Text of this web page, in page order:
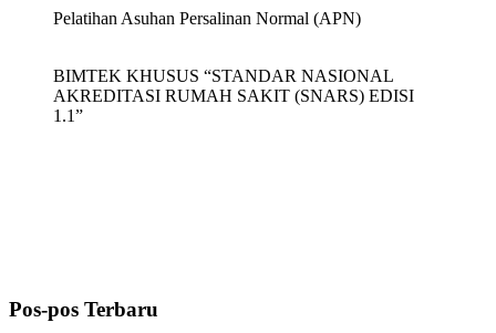
Pelatihan Asuhan Persalinan Normal (APN)
BIMTEK KHUSUS “STANDAR NASIONAL
AKREDITASI RUMAH SAKIT (SNARS) EDISI
1.1”
Pos-pos Terbaru